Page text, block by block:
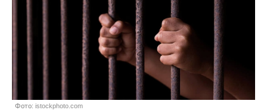
Фото: istockphoto.com